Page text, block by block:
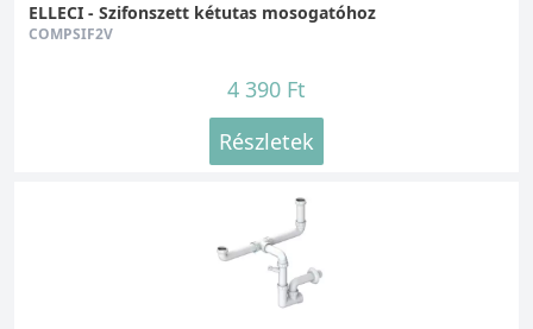
ELLECI - Szifonszett kétutas mosogatóhoz
COMPSIF2V
4 390 Ft
Részletek